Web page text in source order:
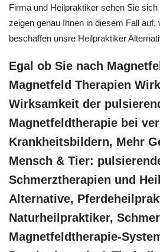
Firma und Heilpraktiker sehen Sie
zeigen genau Ihnen in diesem Fall auf,
beschaffen unsre Heilpraktiker
Egal ob Sie nach
Magnetfeld Therapien
Wirksamkeit der
Magnetfeldtherapie bei
Krankheitsbildern, Mehr
Mensch & Tier:
Schmerztherapien und
Alternative,
Naturheilpraktiker,
Magnetfeldtherapie-